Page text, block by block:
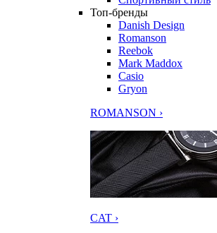
Топ-бренды
Danish Design
Romanson
Reebok
Mark Maddox
Casio
Gryon
ROMANSON ›
CAT ›